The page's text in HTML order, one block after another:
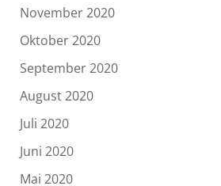
November 2020
Oktober 2020
September 2020
August 2020
Juli 2020
Juni 2020
Mai 2020